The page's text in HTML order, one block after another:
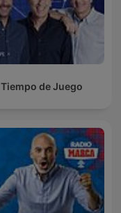
Tiempo de Juego